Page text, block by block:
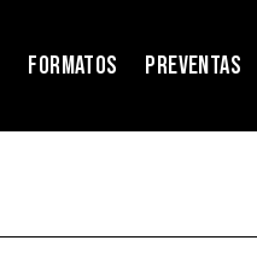
FORMATOS PREVENTAS